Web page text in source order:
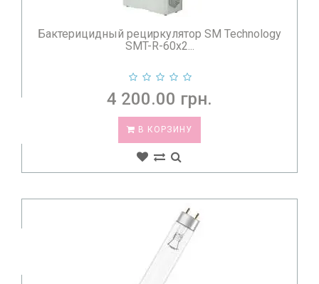
Бактерицидный рециркулятор SM Technology
SMT-R-60x2...
4 200.00 грн.
В КОРЗИНУ